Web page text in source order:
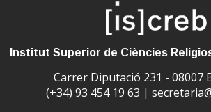
Institut Superior de Ciències
Carrer Diputació 231 - 08007
(+34) 93 454 19 63 |